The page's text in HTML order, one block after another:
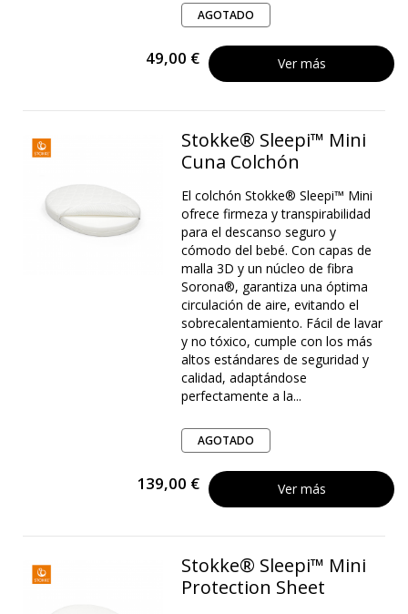
AGOTADO
49,00 € Ver más
Stokke® Sleepi™ Mini
Cuna Colchón
El colchón Stokke® Sleepi™ Mini
ofrece firmeza y transpirabilidad
para el descanso seguro y
cómodo del bebé. Con capas de
malla 3D y un núcleo de fibra
Sorona®, garantiza una óptima
circulación de aire, evitando el
sobrecalentamiento. Fácil de lavar
y no tóxico, cumple con los más
altos estándares de seguridad y
calidad, adaptándose
perfectamente a la...
AGOTADO
139,00 € Ver más
Stokke® Sleepi™ Mini
Protection Sheet